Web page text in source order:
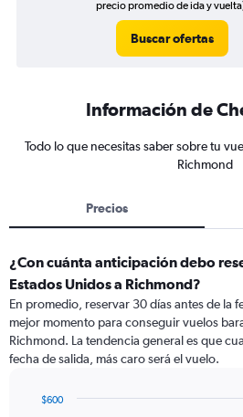
precio promedio de ida y
Buscar ofertas
Información de
Todo lo que necesitas saber sobre tu
Richmond
Precios
¿Con cuánta anticipación debo
Estados Unidos a Richmond?
En promedio, reservar 30 días antes de la
mejor momento para conseguir vuelos
Richmond. La tendencia general es que
fecha de salida, más caro será el vuelo.
$600